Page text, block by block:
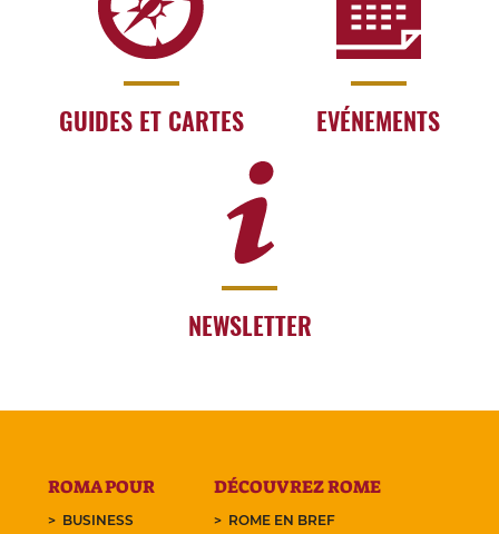
GUIDES ET CARTES EVÉNEMENTS
NEWSLETTER
ROMA POUR
BUSINESS
DÉCOUVREZ ROME
ROME EN BREF